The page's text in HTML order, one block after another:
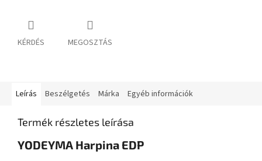
KÉRDÉS MEGOSZTÁS
Leírás Beszélgetés Márka Egyéb információk
Termék részletes leírása
YODEYMA Harpina EDP